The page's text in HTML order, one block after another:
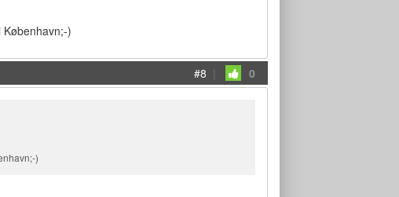
)
#8 | 0
)